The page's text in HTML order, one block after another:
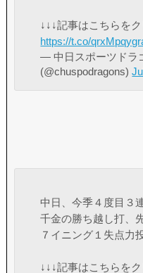
↓↓↓記事はこちらを
https://t.co/
— 中日スポーツドラ
(@chuspodragons)
中日、今季４度目３
千金の勝ち越し打、
７イニング１失点力
↓↓↓記事はこちらを